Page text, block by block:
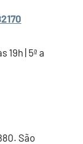
19h | 5ª a
São